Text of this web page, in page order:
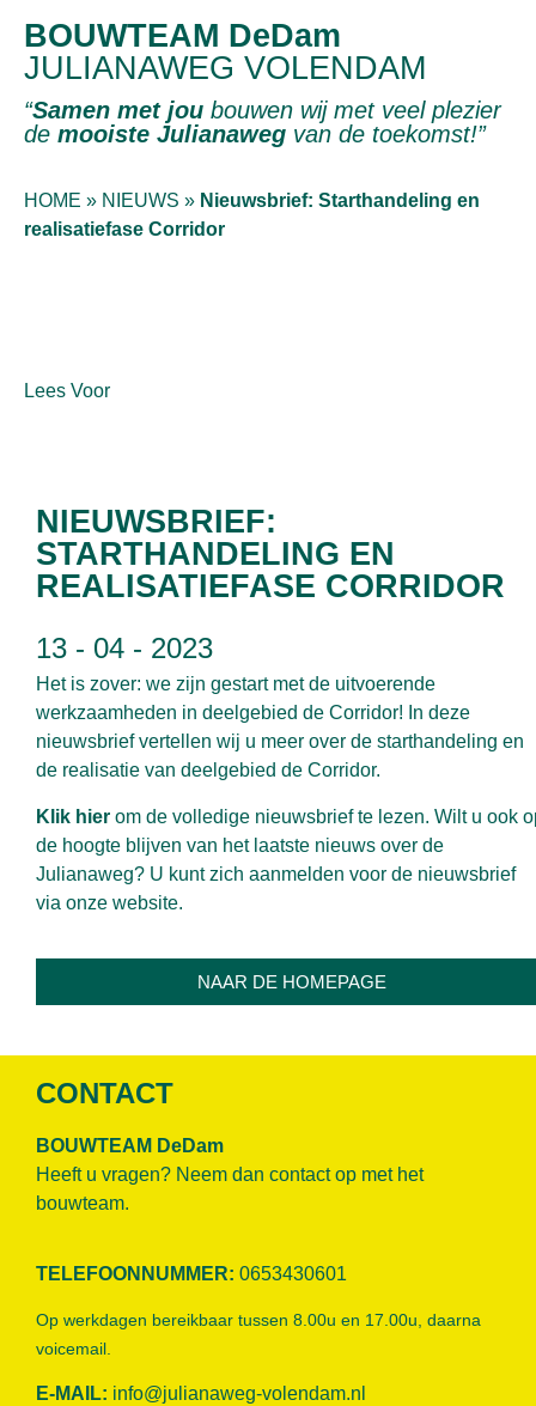
BOUWTEAM DeDam
JULIANAWEG VOLENDAM
“Samen met jou bouwen wij met veel plezier
de mooiste Julianaweg van de toekomst!”
HOME » NIEUWS » Nieuwsbrief: Starthandeling en
realisatiefase Corridor
Lees Voor
NIEUWSBRIEF:
STARTHANDELING EN
REALISATIEFASE CORRIDOR
13 - 04 - 2023
Het is zover: we zijn gestart met de uitvoerende
werkzaamheden in deelgebied de Corridor! In deze
nieuwsbrief vertellen wij u meer over de starthandeling en
de realisatie van deelgebied de Corridor.
Klik hier om de volledige nieuwsbrief te lezen. Wilt u ook
de hoogte blijven van het laatste nieuws over de
Julianaweg? U kunt zich aanmelden voor de nieuwsbrief
via onze website.
NAAR DE HOMEPAGE
CONTACT
BOUWTEAM DeDam
Heeft u vragen? Neem dan contact op met het
bouwteam.
TELEFOONNUMMER: 0653430601
Op werkdagen bereikbaar tussen 8.00u en 17.00u, daarna
voicemail.
E-MAIL: info@julianaweg-volendam.n